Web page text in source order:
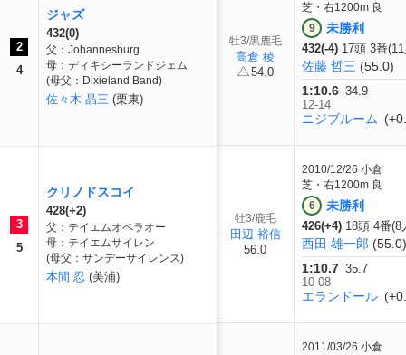
2
4
ジャズ
432(0)
父：Johannesburg
母：ディキシーランドジェム
(母父：Dixieland Band)
佐々木 晶三 (栗東)
3
5
クリノドスコイ
428(+2)
父：テイエムオペラオー
母：テイエムサイレン
(母父：サンデーサイレンス)
本間 忍 (美浦)
牡3/黒鹿毛
高倉 稜
54.0
芝・右1200m 良
9
未勝利
432(-4) 17頭 3番
佐藤 哲三 (55.0)
1:10.6 34.9
12-14
ニジブルーム
牡3/鹿毛
田辺 裕信
56.0
2010/12/26 小倉
芝・右1200m 良
6
未勝利
426(+4) 18頭 4番(8
西田 雄一郎 (55.0)
1:10.7 35.7
10-08
エランドール
2011/03/26 小倉